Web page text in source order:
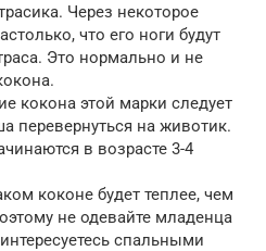
Через некоторое
что его ноги будут
Это нормально и не
кокона этой марки следует
перевернуться на животик.
в возрасте 3-4
коконе будет теплее, чем
не одевайте младенца
спальными